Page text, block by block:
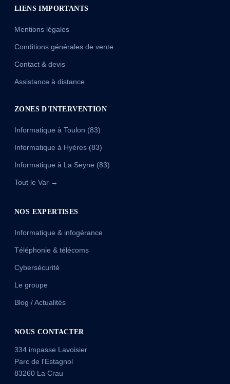
LIENS IMPORTANTS
Mentions légales
Conditions générales de vente
Contact & devis
Assistance à distance
ZONES D'INTERVENTION
Informatique à Toulon (83)
Informatique à Hyères (83)
Informatique à La Seyne (83)
Tout le Var →
NOS EXPERTISES
Informatique & infogérance
Téléphonie & télécoms
Cybersécurité
Le groupe
Blog / Actualités
NOUS CONTACTER
334 impasse Lavoisier
Parc de l'Estagnol
83260 La Crau